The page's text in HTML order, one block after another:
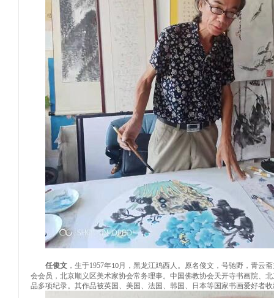
任俊文 ，生于1957年10月，黑龙江鸡西人。原名俊文，号驰野，青云
会会员，北京顺义区美术家协会常务理事。中国佛教协会天开寺书画院、
品多项纪录。其作品被英国、美国、法国、韩国、日本等国家书画爱好者